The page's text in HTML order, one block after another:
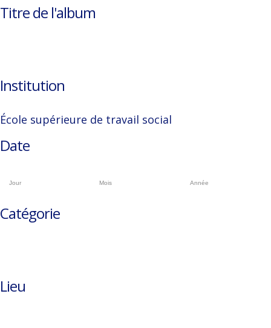
Titre de l'album
Institution
École supérieure de travail social
Date
Catégorie
Lieu